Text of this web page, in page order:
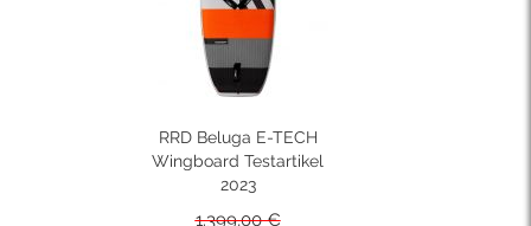
RRD Beluga E-TECH
Wingboard Testartikel
2023
1.399,00 €